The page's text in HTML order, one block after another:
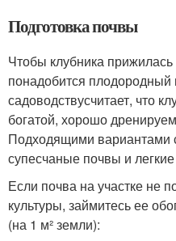
Подготовка почвы
Чтобы клубника прижилась
понадобится плодородный
садоводствусчитает, что
богатой, хорошо
Подходящими вариантами
супесчаные почвы и легкие
Если почва на участке не
культуры, займитесь ее
(на 1 м² земли):